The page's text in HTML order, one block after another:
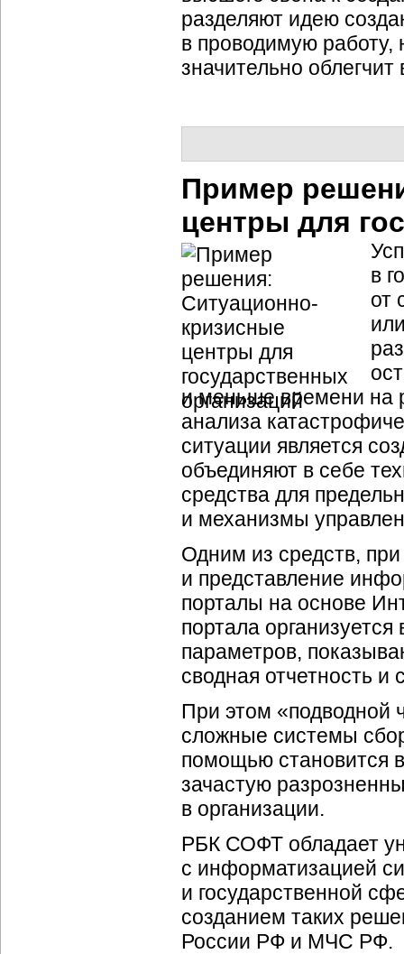
разделяют идею
в проводимую работу,
значительно
Пример
центры для
в
от
и меньше времени на
анализа
ситуации является
объединяют в себе
средства для
и механизмы
Одним из средств,
и представление
порталы на основе
портала
параметров,
сводная отчетность и
При этом «подводной
сложные системы
помощью становится
зачастую
в организации.
РБК СОФТ обладает
с информатизацией
и государственной
созданием таких
России РФ и МЧС РФ.